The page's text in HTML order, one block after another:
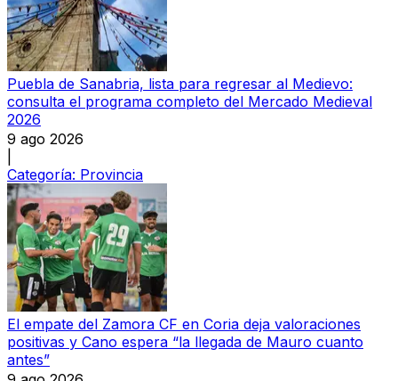
Puebla de Sanabria, lista para regresar al Medievo:
consulta el programa completo del Mercado Medieval
2026
9 ago 2026
Categoría: Provincia
El empate del Zamora CF en Coria deja valoraciones
positivas y Cano espera “la llegada de Mauro cuanto
antes”